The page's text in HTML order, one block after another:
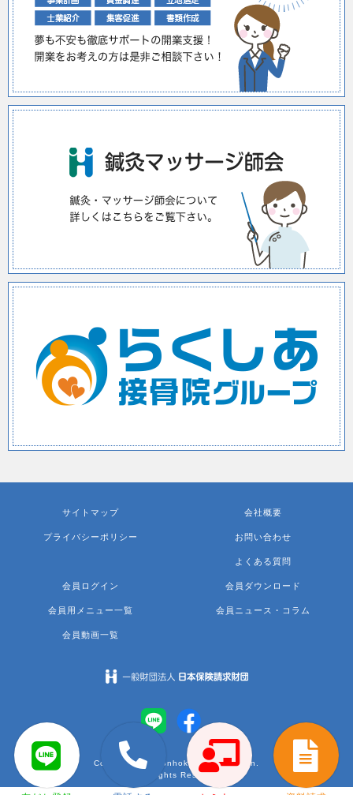
サイトマップ
プライバシーポリシー
会社概要
お問い合わせ
よくある質問
会員ログイン
会員用メニュー一覧
会員動画一覧
会員ダウンロード
会員ニュース・コラム
Copyright © nihonhokenseikyuzaidan.
ALL Rights Reserved.